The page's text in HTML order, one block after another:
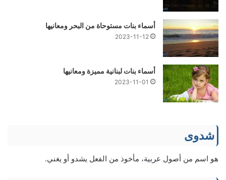
أسماء بنات مستوحاة من البحر ومعانيها
2023-11-12
أسماء بنات لبنانية مميزة ومعانيها
2023-11-01
شدوى
هو اسم من أصول عربية، مأخوذ من الفعل يشدو أو يغني.